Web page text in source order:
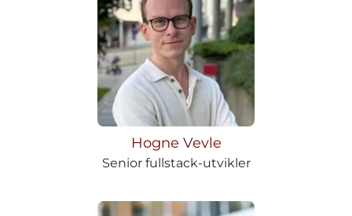
Hogne Vevle
Senior fullstack-utvikler